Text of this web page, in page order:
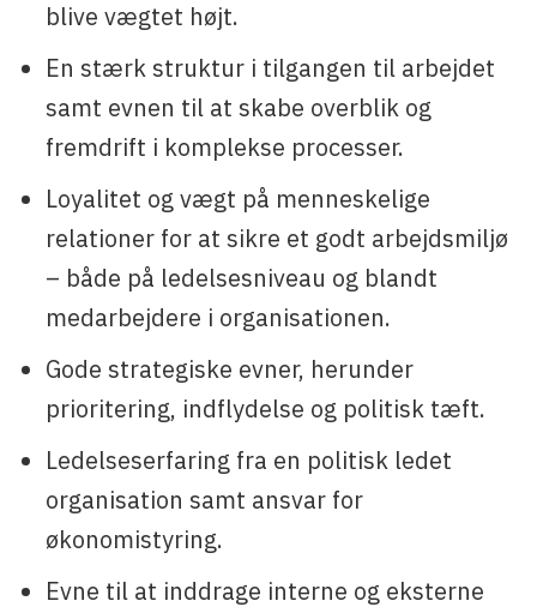
blive vægtet højt.
En stærk struktur i tilgangen til arbejdet
samt evnen til at skabe overblik og
fremdrift i komplekse processer.
Loyalitet og vægt på menneskelige
relationer for at sikre et godt arbejdsmiljø
– både på ledelsesniveau og blandt
medarbejdere i organisationen.
Gode strategiske evner, herunder
prioritering, indflydelse og politisk tæft.
Ledelseserfaring fra en politisk ledet
organisation samt ansvar for
økonomistyring.
Evne til at inddrage interne og eksterne